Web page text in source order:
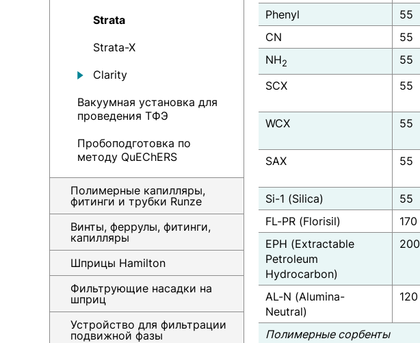
Phenyl
55
CN
55
NH2 55
SCX
55
WCX 55
SAX 55
Si-1 (Silica) 55
FL-PR (Florisil)
170
EPH (Extractable
Petroleum
Hydrocarbon)
200
AL-N (Alumina-
Neutral)
120
Полимерные сорбенты
Strata
Strata-X
Clarity
Вакуумная установка для
проведения ТФЭ
Пробоподготовка по
методу QuEChERS
Полимерные капилляры,
фитинги и трубки Runze
Винты, феррулы, фитинги,
капилляры
Шприцы Hamilton
Фильтрующие насадки на
шприц
Устройство для фильтрации
подвижной фазы